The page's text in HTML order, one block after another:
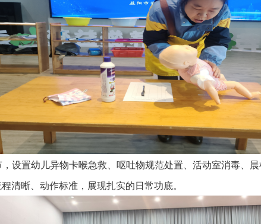
置幼儿异物卡喉急救、呕吐物规范处置、活动室消毒、晨
清晰、动作标准，展现扎实的日常功底。